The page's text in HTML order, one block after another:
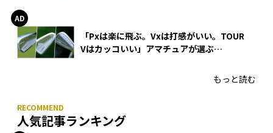
「Pxは楽に飛ぶ。Vxは打感がいい。TOUR
Vはカッコいい」アマチュアが選ぶ
もっと読む
人気記事ランキング